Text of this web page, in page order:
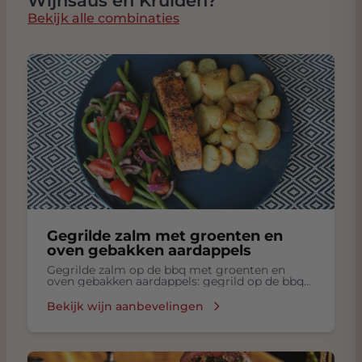
Bekijk alle combinaties
Gegrilde zalm met groenten en
oven gebakken aardappels
Gegrilde zalm op de bbq met groenten en
oven gebakken aardappels: gegrild op de bbq
Bekijk wijn aanbevelingen